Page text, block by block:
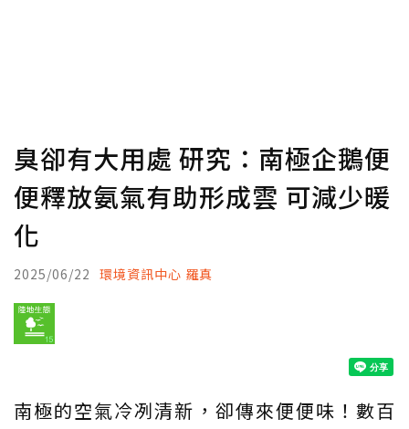
臭卻有大用處 研究：南極企鵝便
便釋放氨氣有助形成雲 可減少暖
化
2025/06/22 環境資訊中心 羅真
南極的空氣冷冽清新，卻傳來便便味！數百